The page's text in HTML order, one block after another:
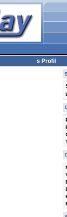
s Profil